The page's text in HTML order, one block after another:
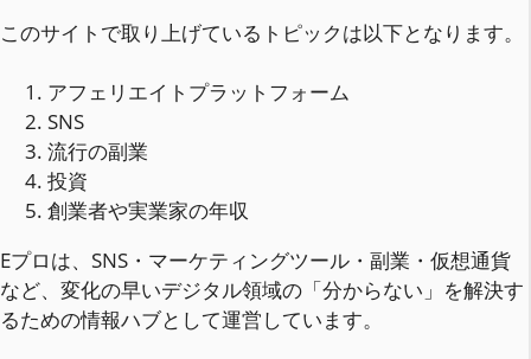
このサイトで取り上げているトピックは以下となります。
アフェリエイトプラットフォーム
SNS
流行の副業
投資
創業者や実業家の年収
Eプロは、SNS・マーケティングツール・副業・仮想通貨
など、変化の早いデジタル領域の「分からない」を解決す
るための情報ハブとして運営しています。